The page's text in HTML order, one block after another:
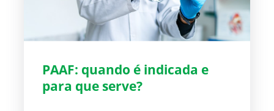
PAAF: quando é indicada e
para que serve?